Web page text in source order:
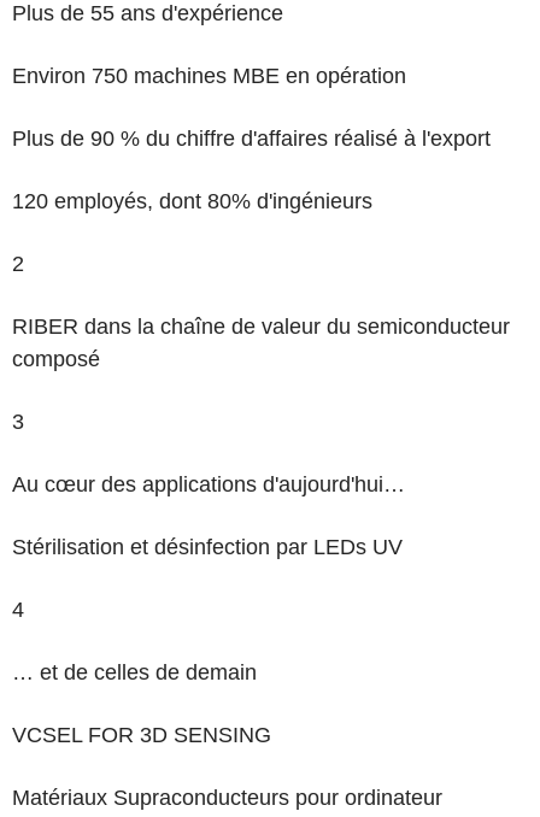
Plus de 55 ans d'expérience
Environ 750 machines MBE en opération
Plus de 90 % du chiffre d'affaires réalisé à l'export
120 employés, dont 80% d'ingénieurs
2
RIBER dans la chaîne de valeur du semiconducteur
composé
3
Au cœur des applications d'aujourd'hui…
Stérilisation et désinfection par LEDs UV
4
… et de celles de demain
VCSEL FOR 3D SENSING
Matériaux Supraconducteurs pour ordinateur